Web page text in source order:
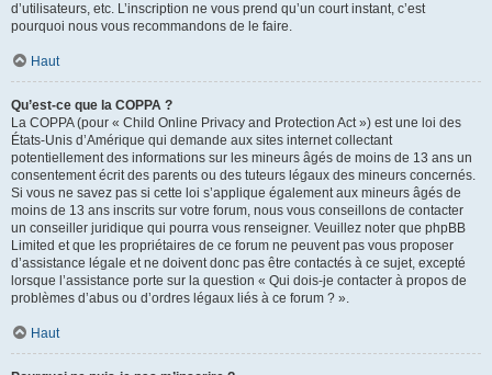
d’utilisateurs, etc. L’inscription ne vous prend qu’un court instant, c’est
pourquoi nous vous recommandons de le faire.
Haut
Qu’est-ce que la COPPA ?
La COPPA (pour « Child Online Privacy and Protection Act ») est une loi des
États-Unis d’Amérique qui demande aux sites internet collectant
potentiellement des informations sur les mineurs âgés de moins de 13 ans un
consentement écrit des parents ou des tuteurs légaux des mineurs concernés.
Si vous ne savez pas si cette loi s’applique également aux mineurs âgés de
moins de 13 ans inscrits sur votre forum, nous vous conseillons de contacter
un conseiller juridique qui pourra vous renseigner. Veuillez noter que phpBB
Limited et que les propriétaires de ce forum ne peuvent pas vous proposer
d’assistance légale et ne doivent donc pas être contactés à ce sujet, excepté
lorsque l’assistance porte sur la question « Qui dois-je contacter à propos de
problèmes d’abus ou d’ordres légaux liés à ce forum ? ».
Haut